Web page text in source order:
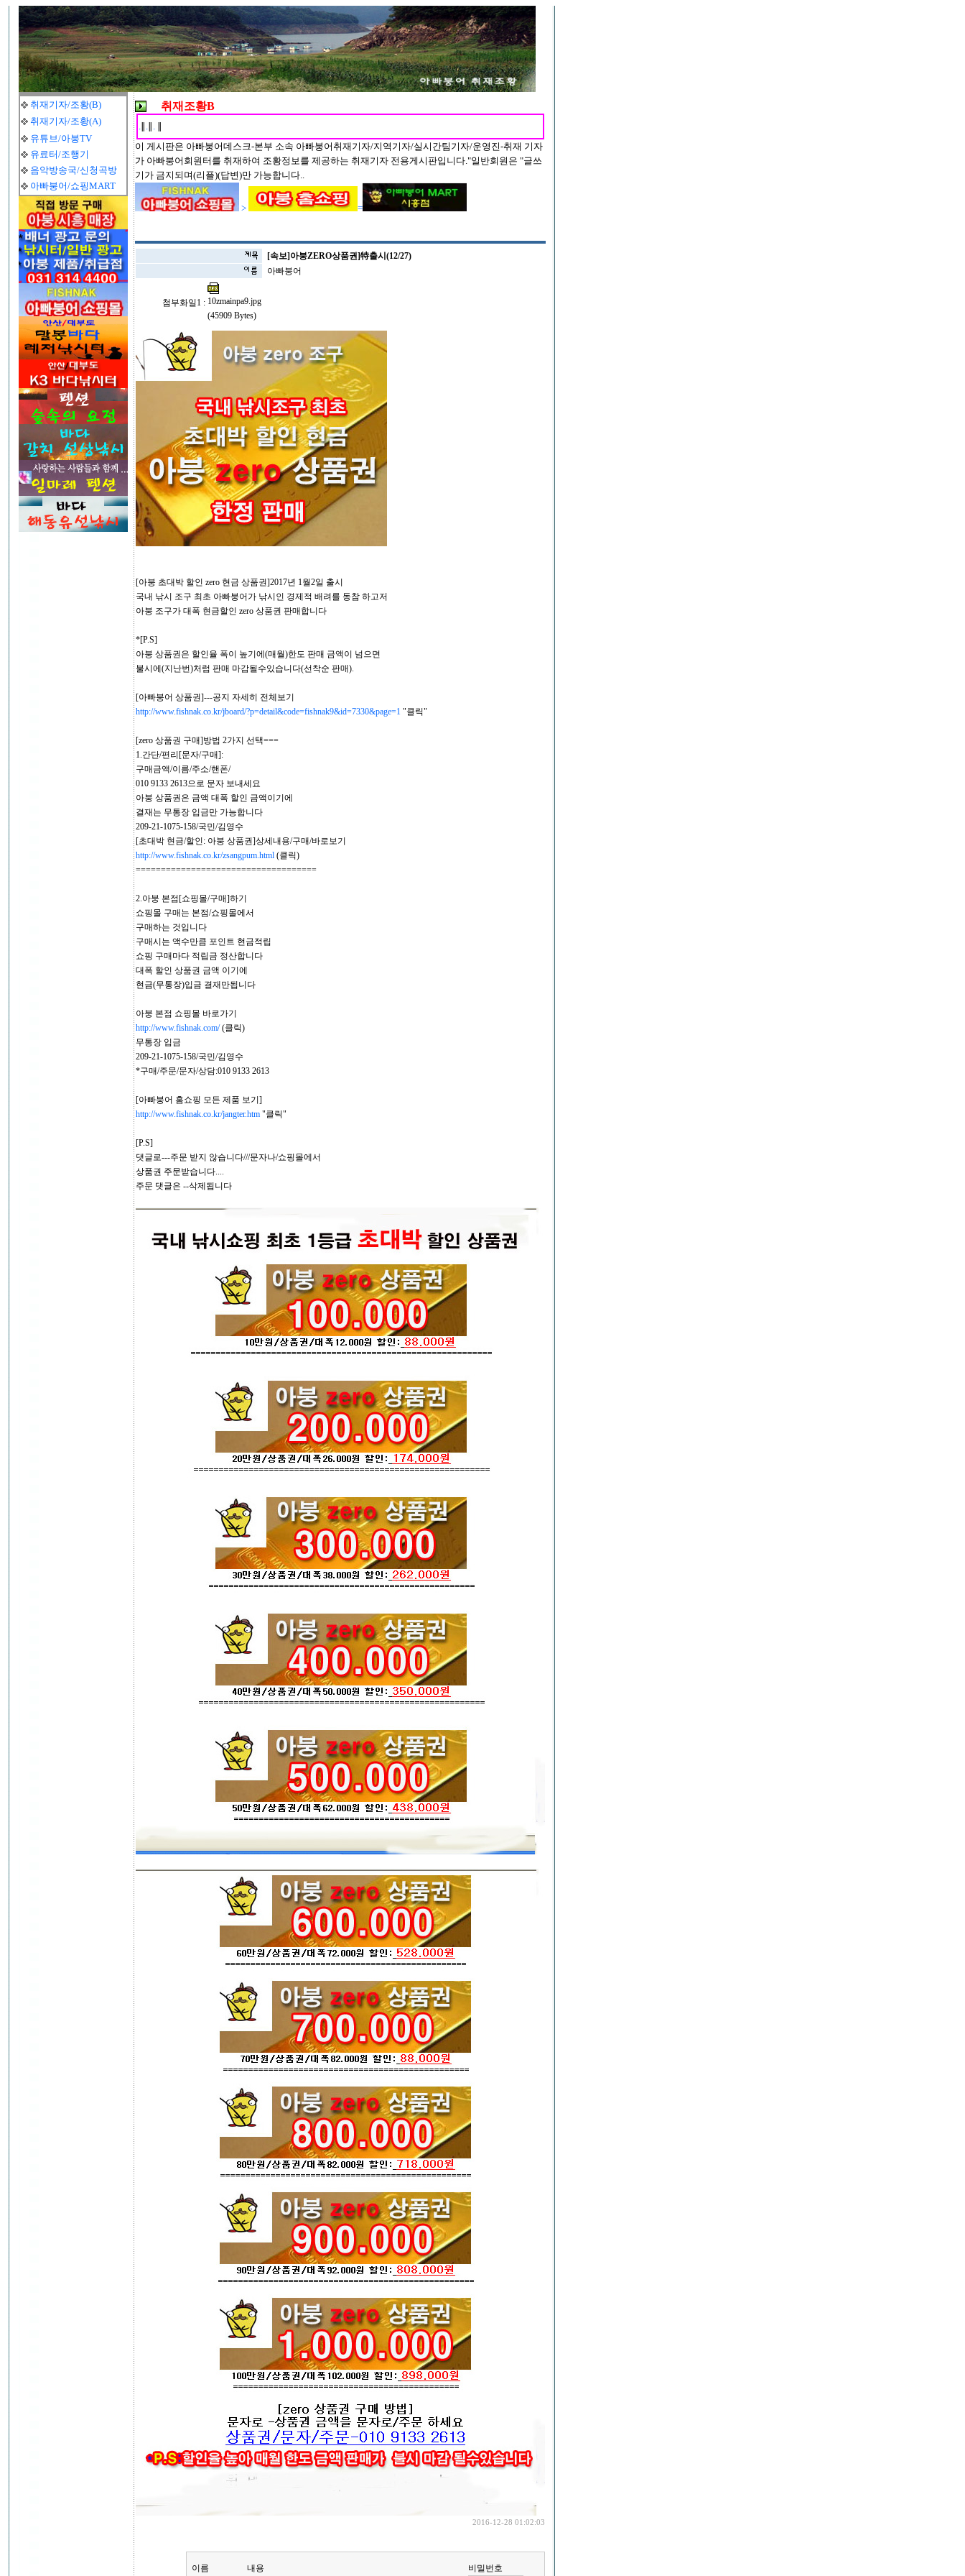
취재기자/조황(B)
취재기자/조황(A)
유튜브/아붕TV
유료터/조행기
음악방송국/신청곡방
아빠붕어/쇼핑MART
취재조황B
. . .
이 게시판은 아빠붕어데스크-본부 소속 아빠붕어취재기자/지역기자/실시간팀기자/운영진-취재 기자
가 아빠붕어회원터를 취재하여 조황정보를 제공하는 취재기자 전용게시판입니다."일반회원은 "글쓰
기가 금지되며(리플)(답변)만 가능합니다..
> =
[속보]아붕ZERO상품권]特출시(12/27)
아빠붕어
첨부화일1 : 10zmainpa9.jpg
(45909 Bytes)
[아붕 초대박 할인 zero 현금 상품권]2017년 1월2일 출시
국내 낚시 조구 최초 아빠붕어가 낚시인 경제적 배려를 동참 하고저
아붕 조구가 대폭 현금할인 zero 상품권 판매합니다
*[P.S]
아붕 상품권은 할인율 폭이 높기에(매월)한도 판매 금액이 넘으면
불시에(지난번)처럼 판매 마감될수있습니다(선착순 판매).
[아빠붕어 상품권]---공지 자세히 전체보기
http://www.fishnak.co.kr/jboard/?p=detail&code=fishnak9&id=7330&page=1 "클릭"
[zero 상품권 구매]방법 2가지 선택===
1.간단/편리[문자/구매]:
구매금액/이름/주소/핸폰/
010 9133 2613으로 문자 보내세요
아붕 상품권은 금액 대폭 할인 금액이기에
결재는 무통장 입금만 가능합니다
209-21-1075-158/국민/김영수
[초대박 현금/할인: 아붕 상품권]상세내용/구매/바로보기
http://www.fishnak.co.kr/zsangpum.html (클릭)
====================================
2.아붕 본점[쇼핑몰/구매]하기
쇼핑몰 구매는 본점/쇼핑몰에서
구매하는 것입니다
구매시는 액수만큼 포인트 현금적립
쇼핑 구매마다 적립금 정산합니다
대폭 할인 상품권 금액 이기에
현금(무통장)입금 결재만됩니다
아붕 본점 쇼핑몰 바로가기
http://www.fishnak.com/(클릭)
무통장 입금
209-21-1075-158/국민/김영수
*구매/주문/문자/상담:010 9133 2613
[아빠붕어 홈쇼핑 모든 제품 보기]
http://www.fishnak.co.kr/jangter.htm "클릭"
[P.S]
댓글로---주문 받지 않습니다///문자나/쇼핑몰에서
상품권 주문받습니다....
주문 댓글은 --삭제됩니다
2016-12-28 01:02:03
이름 내용 비밀번호